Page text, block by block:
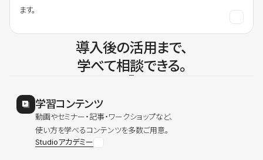
ます。
導入後の活用まで、
学べて相談できる。
学習コンテンツ
動画やセミナー・記事・ワークショップなど、
使い方を学べるコンテンツを多数ご用意。
Studioアカデミー